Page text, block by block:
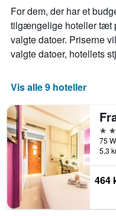
For dem, der har et
tilgængelige hoteller tæt
valgte datoer. Priserne
valgte datoer, hotellets
Vis alle 9 hoteller
2
5,3
464